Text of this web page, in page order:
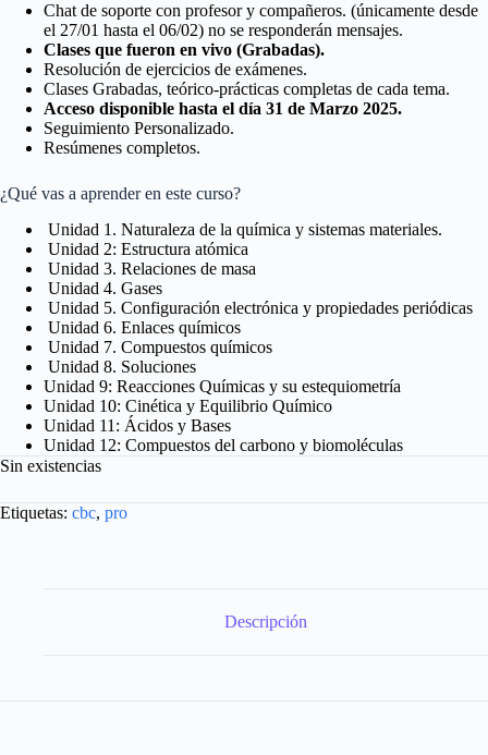
Chat de soporte con profesor y compañeros. (únicamente desde
el 27/01 hasta el 06/02) no se responderán mensajes.
Clases que fueron en vivo (Grabadas).
Resolución de ejercicios de exámenes.
Clases Grabadas, teórico-prácticas completas de cada tema.
Acceso disponible hasta el día 31 de Marzo 2025.
Seguimiento Personalizado.
Resúmenes completos.
¿Qué vas a aprender en este curso?
Unidad 1. Naturaleza de la química y sistemas materiales.
Unidad 2: Estructura atómica
Unidad 3. Relaciones de masa
Unidad 4. Gases
Unidad 5. Configuración electrónica y propiedades periódicas
Unidad 6. Enlaces químicos
Unidad 7. Compuestos químicos
Unidad 8. Soluciones
Unidad 9: Reacciones Químicas y su estequiometría
Unidad 10: Cinética y Equilibrio Químico
Unidad 11: Ácidos y Bases
Unidad 12: Compuestos del carbono y biomoléculas
Sin existencias
Etiquetas: cbc, pro
Descripción